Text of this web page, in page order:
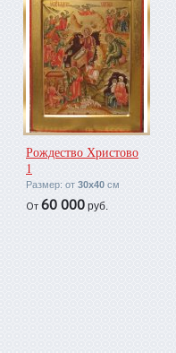
Рождество Христово
1
Размер: от 30х40 см
От 60 000 руб.